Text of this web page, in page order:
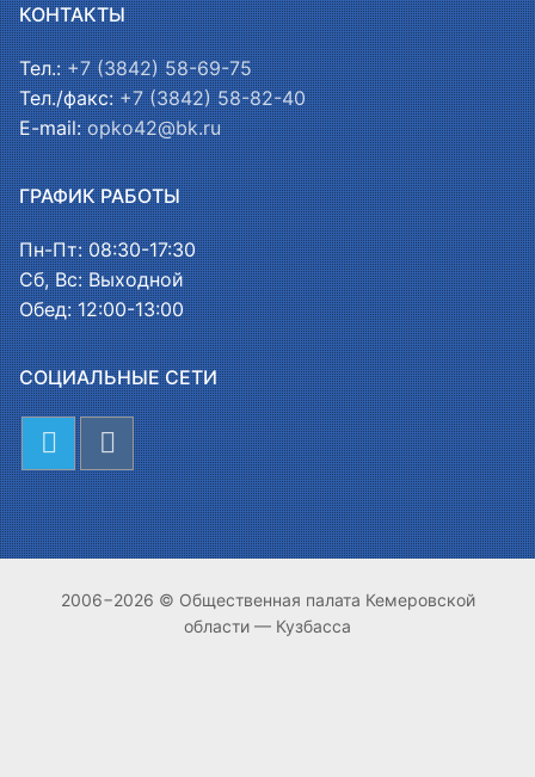
КОНТАКТЫ
Тел.:+7 (3842) 58-69-75
Тел./факс:+7 (3842) 58-82-40
E-mail:opko42@bk.ru
ГРАФИК РАБОТЫ
Пн-Пт: 08:30-17:30
Сб, Вс: Выходной
Обед: 12:00-13:00
СОЦИАЛЬНЫЕ СЕТИ
2006−2026 © Общественная палата Кемеровской
области — Кузбасса